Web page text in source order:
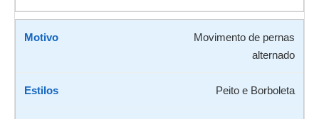
Movimento de pernas
alternado
Peito e Borboleta